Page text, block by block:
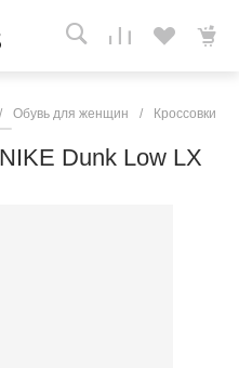
/ Обувь для женщин / Кроссовки и
Dunk Low LX